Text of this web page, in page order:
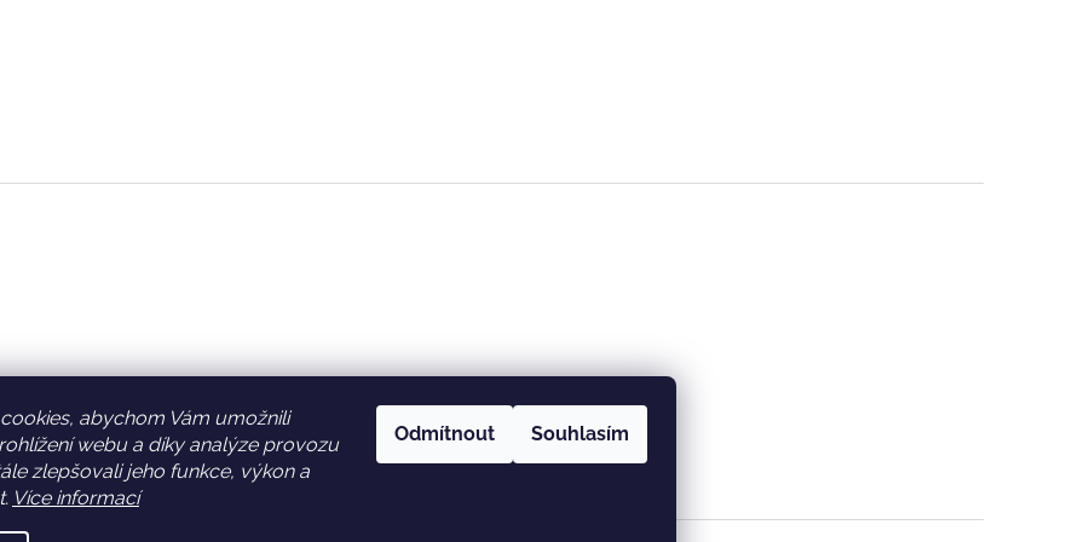
abychom Vám umožnili
webu a díky analýze provozu
zlepšovali jeho funkce, výkon a
Více informací
Odmítnout Souhlasím
Facebook Věrnostní slevy